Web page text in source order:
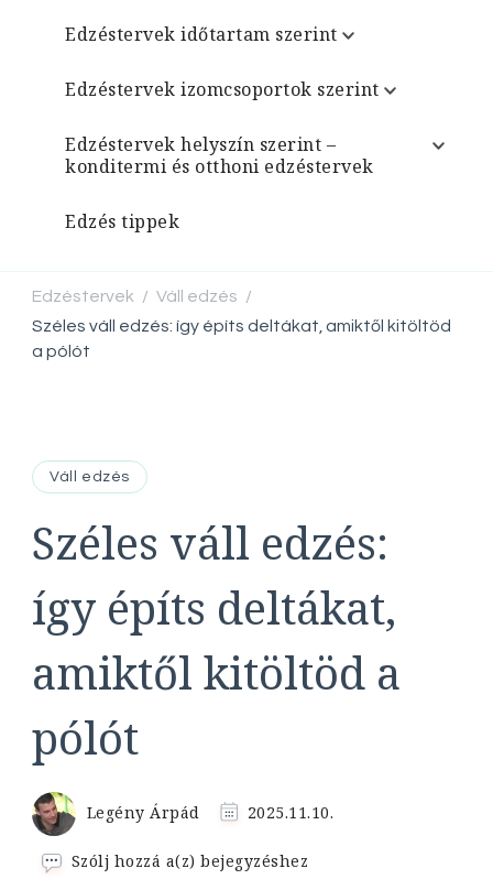
Edzéstervek időtartam szerint
Edzéstervek izomcsoportok szerint
Edzéstervek helyszín szerint –
konditermi és otthoni edzéstervek
Edzés tippek
Edzéstervek / Váll edzés /
Széles váll edzés: így építs deltákat, amiktől kitöltöd
a pólót
Váll edzés
Széles váll edzés:
így építs deltákat,
amiktől kitöltöd a
pólót
Legény Árpád 2025.11.10.
Szólj hozzá a(z)Széles
bejegyzéshez